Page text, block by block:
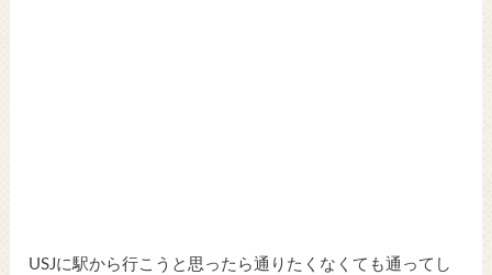
USJに駅から行こうと思ったら通りたくなくても通ってし